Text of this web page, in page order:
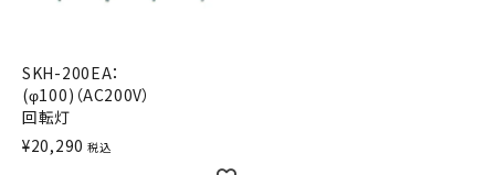
オプション
補修パーツ
SKH-200EA：
(φ100)（AC200V）
回転灯
¥20,290 税込